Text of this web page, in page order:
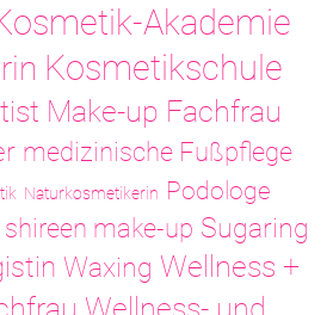
Akademie
Kosmetikschule
Make-up Fachfrau
medizinische Fußpflege
Naturkosmetikerin Podologe
shireen make-up Sugaring
Waxing Wellness +